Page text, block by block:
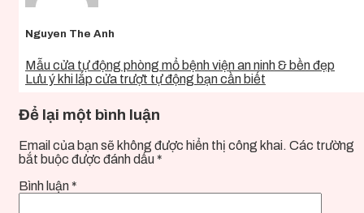
Nguyen The Anh
Mẫu cửa tự động phòng mổ bệnh viện an ninh & bền đẹp
Lưu ý khi lắp cửa trượt tự động bạn cần biết
Để lại một bình luận
Email của bạn sẽ không được hiển thị công khai. Các trường
bắt buộc được đánh dấu *
Bình luận *